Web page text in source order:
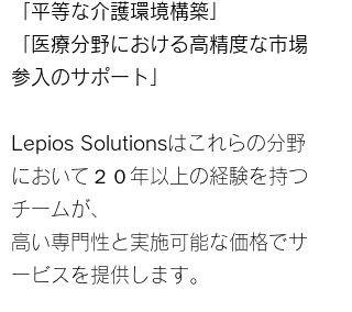
「平等な介護環境構築」
「医療分野における高精度な市場
参入のサポート」
Lepios Solutionsはこれらの分野
において２０年以上の経験を持つ
チームが、
高い専門性と実施可能な価格でサ
ービスを提供します。